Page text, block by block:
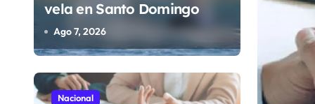
vela en Santo Domingo
Ago 7, 2026
Nacional